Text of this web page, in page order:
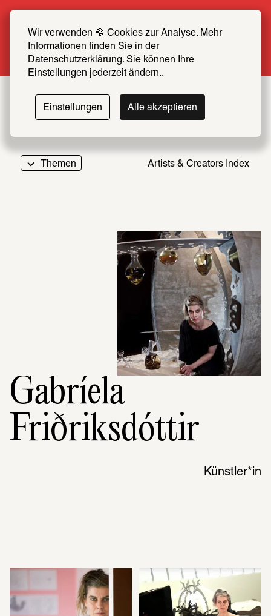
Wir verwenden 🍪 Cookies zur Analyse. Mehr
Informationen finden Sie in der
Datenschutzerklärung. Sie können Ihre
Einstellungen jederzeit ändern..
Einstellungen Alle akzeptieren
SCHIRN FREUND*IN werden
Mehr erfahren
Themen Artists & Creators Index
Gabríela
Friðriksdóttir
Künstler*in